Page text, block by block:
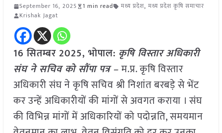
September 16, 2025 1 min read मध्य प्रदेश, मध्य प्रदेश कृषि समाचार
Krishak Jagat
16 सितम्बर 2025, भोपाल: कृषि विस्तार अधिकारी
संघ ने सचिव को सौंपा पत्र –म.प्र. कृषि विस्तार
अधिकारी संघ ने कृषि सचिव श्री निशांत बरबड़े से भेंट
कर उन्हें अधिकारीयों की मांगों से अवगत कराया । संघ
की विभिन्न मांगों में अधिकारियों को पदोन्नति, समयमान